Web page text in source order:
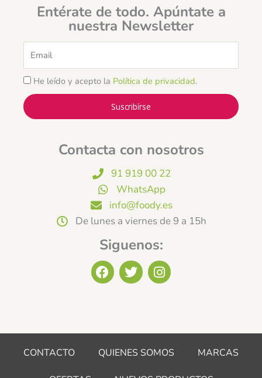
Entérate de todo. Apúntate a
nuestra Newsletter
He leído y acepto la Política de privacidad.
Suscribírse
Contacta con nosotros
91 919 00 22
WhatsApp
info@foody.es
De lunes a viernes de 9 a 15h
Siguenos:
F
a
o
k
T
w
e
I
n
g
a
CONTACTO QUIENES SOMOS MARCAS